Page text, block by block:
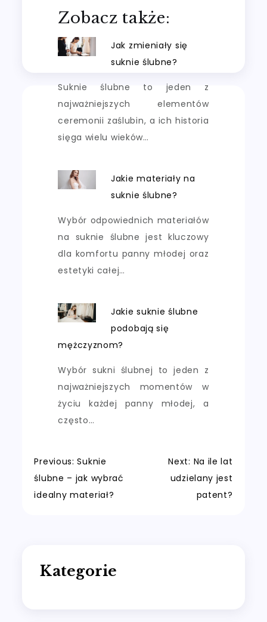
Zobacz także:
Jak zmieniały się
suknie ślubne?
Suknie ślubne to jeden z
najważniejszych elementów
ceremonii zaślubin, a ich historia
sięga wielu wieków…
Jakie materiały na
suknie ślubne?
Wybór odpowiednich materiałów
na suknie ślubne jest kluczowy
dla komfortu panny młodej oraz
estetyki całej…
Jakie suknie ślubne
podobają się
mężczyznom?
Wybór sukni ślubnej to jeden z
najważniejszych momentów w
życiu każdej panny młodej, a
często…
Nawigacja
wpisu
Previous: Suknie
ślubne – jak wybrać
idealny materiał?
Next: Na ile lat
udzielany jest
patent?
Kategorie